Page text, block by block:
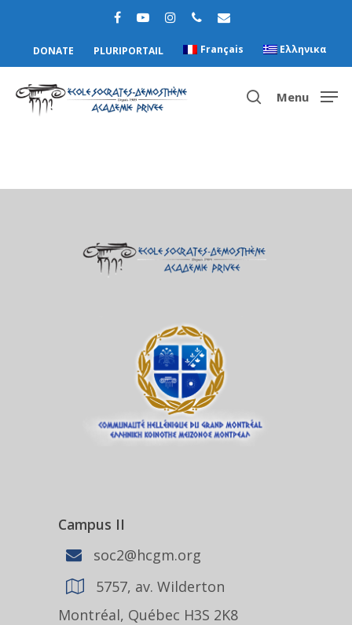
DONATE PLURIPORTAIL Français Ελληνικα
Menu
Campus II
soc2@hcgm.org
5757, av. Wilderton
Montréal, Québec H3S 2K8